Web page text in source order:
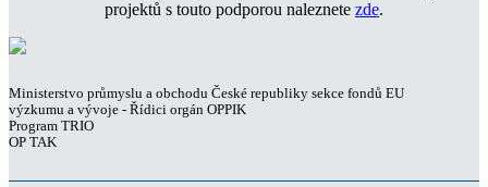
projektů s touto podporou naleznete zde.
Ministerstvo průmyslu a obchodu České republiky sekce fondů EU
výzkumu a vývoje - Řídici orgán OPPIK
Program TRIO
OP TAK